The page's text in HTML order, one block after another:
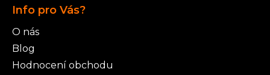
Info pro Vás?
O nás
Blog
Hodnocení obchodu